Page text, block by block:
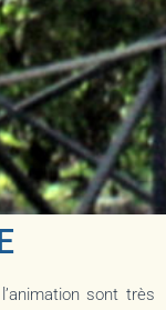
sont très